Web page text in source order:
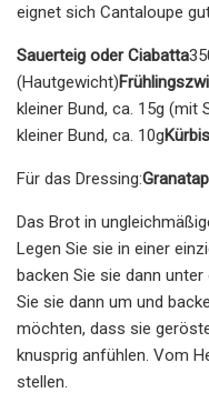
eignet sich Cantaloupe
Sauerteig oder Ciabatta
(Hautgewicht)
kleiner Bund, ca. 15g (mit
kleiner Bund, ca. 10g
Für das Dressing:
Das Brot in
Legen Sie sie in einer
backen Sie sie dann
Sie sie dann um und
möchten, dass sie
knusprig anfühlen. Vom
stellen.